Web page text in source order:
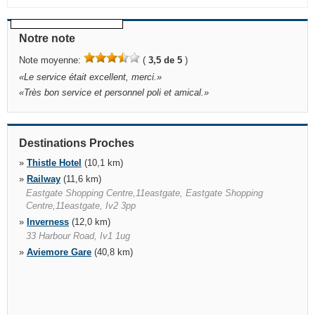
Notre note
Note moyenne: ( 3,5 de 5 )
«Le service était excellent, merci.»
«Très bon service et personnel poli et amical.»
Destinations Proches
» Thistle Hotel (10,1 km)
» Railway (11,6 km)
Eastgate Shopping Centre,11eastgate, Eastgate Shopping
Centre,11eastgate, Iv2 3pp
» Inverness (12,0 km)
33 Harbour Road, Iv1 1ug
» Aviemore Gare (40,8 km)